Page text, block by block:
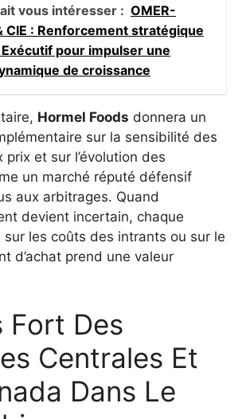
vous intéresser : OMER-
CIE : Renforcement stratégique
pour impulser une
de croissance
Hormel Foods donnera un
sur la sensibilité des
prix et sur l’évolution des
un marché réputé défensif
aux arbitrages. Quand
devient incertain, chaque
sur les coûts des intrants ou sur le
d’achat prend une valeur
Fort Des
Centrales Et
Dans Le